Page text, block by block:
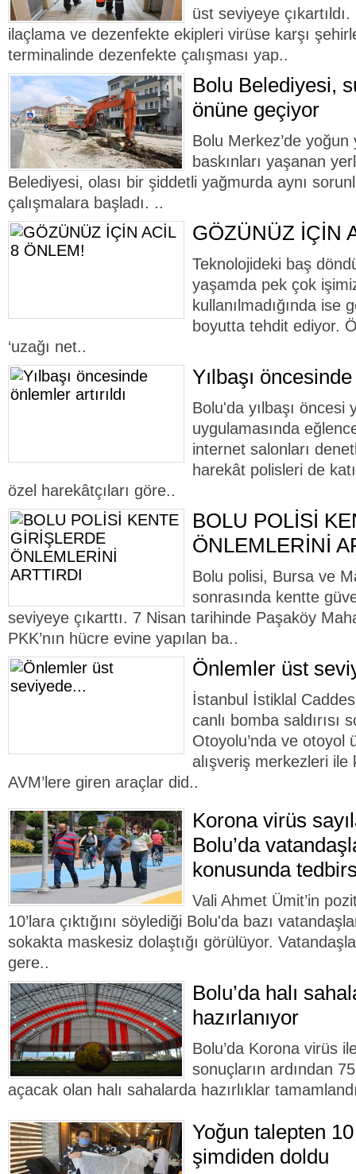
üst seviyeye
ilaçlama ve dezenfekte ekipleri virüse karşı
terminalinde dezenfekte çalışması yap..
Bolu Belediyesi,
önüne geçiyor
Bolu Merkez’de
baskınları yaşanan
Belediyesi, olası bir şiddetli yağmurda aynı
çalışmalara başladı. ..
GÖZÜNÜZ İÇİN
Teknolojideki baş
yaşamda pek çok
kullanılmadığında ise
boyutta tehdit ediyor.
‘uzağı net..
Yılbaşı
Bolu'da yılbaşı öncesi
uygulamasında
internet salonları
harekât polisleri de
özel harekâtçıları göre..
BOLU POLİSİ
ÖNLEMLERİNİ
Bolu polisi, Bursa ve
sonrasında kentte
seviyeye çıkarttı. 7 Nisan tarihinde Paşaköy
PKK’nın hücre evine yapılan ba..
Önlemler üst
İstanbul İstiklal
canlı bomba saldırısı
Otoyolu’nda ve otoyol
alışveriş merkezleri
AVM’lere giren araçlar did..
Korona virüs
Bolu’da
konusunda
Vali Ahmet Ümit’in
10’lara çıktığını söylediği Bolu'da bazı
sokakta maskesiz dolaştığı görülüyor.
gere..
Bolu’da halı
hazırlanıyor
Bolu’da Korona virüs
sonuçların ardından
açacak olan halı sahalarda hazırlıklar
Yoğun talepten
şimdiden doldu